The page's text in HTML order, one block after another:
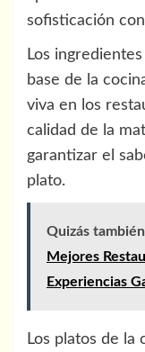
sofisticación
Los
base de la
viva en los
calidad de la
garantizar el
plato.
Quizás
Mejores
Experiencias
Los platos de la